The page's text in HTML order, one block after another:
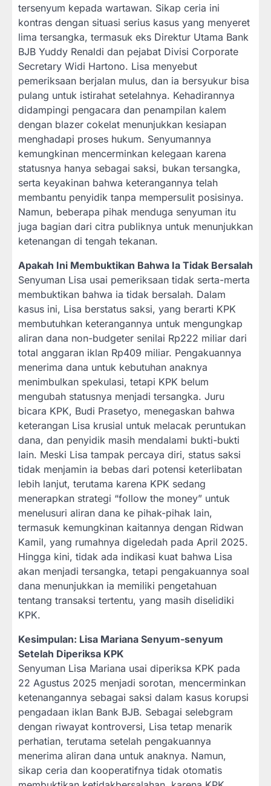
tersenyum kepada wartawan. Sikap ceria ini
kontras dengan situasi serius kasus yang menyeret
lima tersangka, termasuk eks Direktur Utama Bank
BJB Yuddy Renaldi dan pejabat Divisi Corporate
Secretary Widi Hartono. Lisa menyebut
pemeriksaan berjalan mulus, dan ia bersyukur bisa
pulang untuk istirahat setelahnya. Kehadirannya
didampingi pengacara dan penampilan kalem
dengan blazer cokelat menunjukkan kesiapan
menghadapi proses hukum. Senyumannya
kemungkinan mencerminkan kelegaan karena
statusnya hanya sebagai saksi, bukan tersangka,
serta keyakinan bahwa keterangannya telah
membantu penyidik tanpa mempersulit posisinya.
Namun, beberapa pihak menduga senyuman itu
juga bagian dari citra publiknya untuk menunjukkan
ketenangan di tengah tekanan.
Apakah Ini Membuktikan Bahwa Ia Tidak Bersalah
Senyuman Lisa usai pemeriksaan tidak serta-merta
membuktikan bahwa ia tidak bersalah. Dalam
kasus ini, Lisa berstatus saksi, yang berarti KPK
membutuhkan keterangannya untuk mengungkap
aliran dana non-budgeter senilai Rp222 miliar dari
total anggaran iklan Rp409 miliar. Pengakuannya
menerima dana untuk kebutuhan anaknya
menimbulkan spekulasi, tetapi KPK belum
mengubah statusnya menjadi tersangka. Juru
bicara KPK, Budi Prasetyo, menegaskan bahwa
keterangan Lisa krusial untuk melacak peruntukan
dana, dan penyidik masih mendalami bukti-bukti
lain. Meski Lisa tampak percaya diri, status saksi
tidak menjamin ia bebas dari potensi keterlibatan
lebih lanjut, terutama karena KPK sedang
menerapkan strategi “follow the money” untuk
menelusuri aliran dana ke pihak-pihak lain,
termasuk kemungkinan kaitannya dengan Ridwan
Kamil, yang rumahnya digeledah pada April 2025.
Hingga kini, tidak ada indikasi kuat bahwa Lisa
akan menjadi tersangka, tetapi pengakuannya soal
dana menunjukkan ia memiliki pengetahuan
tentang transaksi tertentu, yang masih diselidiki
KPK.
Kesimpulan: Lisa Mariana Senyum-senyum
Setelah Diperiksa KPK
Senyuman Lisa Mariana usai diperiksa KPK pada
22 Agustus 2025 menjadi sorotan, mencerminkan
ketenangannya sebagai saksi dalam kasus korupsi
pengadaan iklan Bank BJB. Sebagai selebgram
dengan riwayat kontroversi, Lisa tetap menarik
perhatian, terutama setelah pengakuannya
menerima aliran dana untuk anaknya. Namun,
sikap ceria dan kooperatifnya tidak otomatis